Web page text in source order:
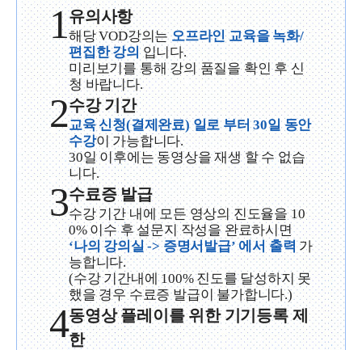
1유의사항
해당 VOD강의는오프라인 교육을 녹화/
편집한 강의 입니다.
미리보기를 통해 강의 품질을 확인 후 신
청 바랍니다.
2수강 기간
교육 신청(결제완료) 일로 부터 30일 동안
수강이 가능합니다.
30일 이후에는 동영상을 재생 할 수 없습
니다.
3수료증 발급
수강 기간 내에 모든 영상의 진도율을 10
0% 이수 후 설문지 작성을 완료하시면
‘나의 강의실 -> 증명서발급’ 에서 출력가
능합니다.
(수강 기간내에 100% 진도를 달성하지 못
했을 경우 수료증 발급이 불가합니다.)
4동영상 플레이를 위한 기기등록 제
한